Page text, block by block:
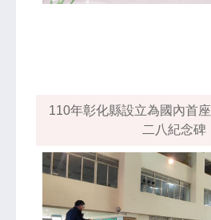
110年彰化縣設立為國內首
二八紀念碑